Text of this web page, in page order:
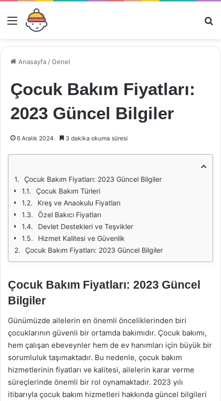
Menü
Anasayfa /Genel
Çocuk Bakım Fiyatları:
2023 Güncel Bilgiler
6 Aralık 2024 3 dakika okuma süresi
Çocuk Bakım Fiyatları: 2023 Güncel Bilgiler
Çocuk Bakım Türleri
Kreş ve Anaokulu Fiyatları
Özel Bakıcı Fiyatları
Devlet Destekleri ve Teşvikler
Hizmet Kalitesi ve Güvenlik
Çocuk Bakım Fiyatları: 2023 Güncel Bilgiler
Çocuk Bakım Fiyatları: 2023 Güncel
Bilgiler
Günümüzde ailelerin en önemli önceliklerinden biri
çocuklarının güvenli bir ortamda bakımıdır. Çocuk bakımı,
hem çalışan ebeveynler hem de ev hanımları için büyük bir
sorumluluk taşımaktadır. Bu nedenle, çocuk bakım
hizmetlerinin fiyatları ve kalitesi, ailelerin karar verme
süreçlerinde önemli bir rol oynamaktadır. 2023 yılı
itibarıyla çocuk bakım hizmetleri hakkında güncel bilgileri